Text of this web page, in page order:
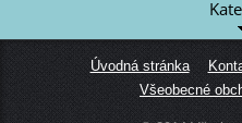
Úvodná stránka
Všeobecné